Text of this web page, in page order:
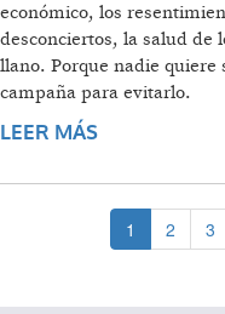
económico, los
desconciertos, la salud de
llano. Porque nadie quiere
campaña para evitarlo.
LEER MÁS
1 2 3